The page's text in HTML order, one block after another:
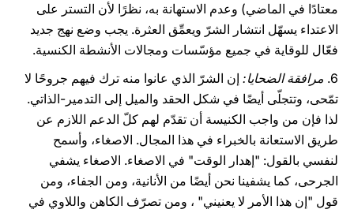
معتادًا في الماضي) وعدم الاستهانة به، نظرًا لأن التستر على
الاعتداء يسهّل انتشار الشرّ ويعمِّق العثرة. يجب وضع نهج جديد
فعّال للوقاية في جميع مؤسّسات ومجالات الأنشطة الكنسية.
6. مرافقة الضحايا: إن الشرّ الذي عانوا منه ترك فيهم جروحًا لا
تمّحى، وتتجلّى أيضًا في شكل الحقد والميل إلى التدمير-الذاتي.
لذا فإن من واجب الكنيسة أن تقدّم لهم كلّ الدعم اللازم عن
طريق الاستعانة بالخبراء في هذا المجال. الاصغاء، وأسمح
لنفسي بالقول: "إهدار الوقت" في الاصغاء. الاصغاء يشفي
الجرحى، كما يشفينا نحن أيضًا من الأنانية، ومن الجفاء، ومن
قول "إن هذا الأمر لا يعنيني" ، ومن تصرّف الكاهن واللاوي في